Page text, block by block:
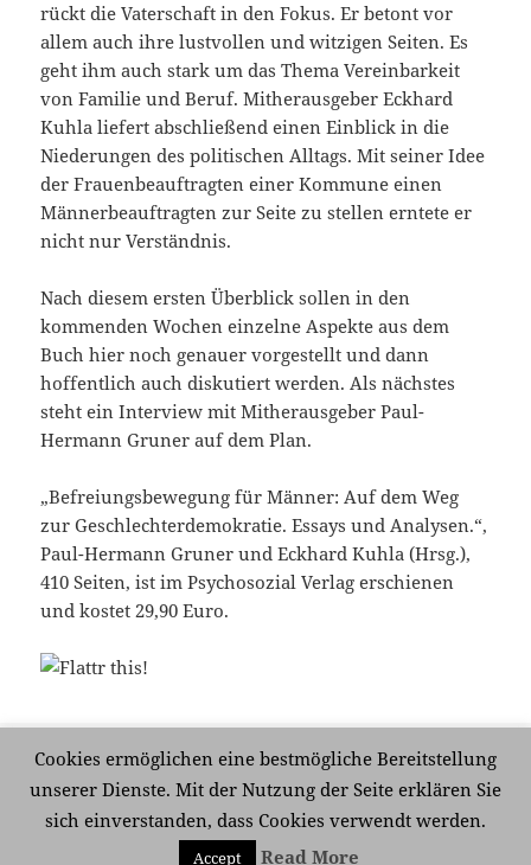
rückt die Vaterschaft in den Fokus. Er betont vor
allem auch ihre lustvollen und witzigen Seiten. Es
geht ihm auch stark um das Thema Vereinbarkeit
von Familie und Beruf. Mitherausgeber Eckhard
Kuhla liefert abschließend einen Einblick in die
Niederungen des politischen Alltags. Mit seiner Idee
der Frauenbeauftragten einer Kommune einen
Männerbeauftragten zur Seite zu stellen erntete er
nicht nur Verständnis.
Nach diesem ersten Überblick sollen in den
kommenden Wochen einzelne Aspekte aus dem
Buch hier noch genauer vorgestellt und dann
hoffentlich auch diskutiert werden. Als nächstes
steht ein Interview mit Mitherausgeber Paul-
Hermann Gruner auf dem Plan.
„Befreiungsbewegung für Männer: Auf dem Weg
zur Geschlechterdemokratie. Essays und Analysen.“,
Paul-Hermann Gruner und Eckhard Kuhla (Hrsg.),
410 Seiten, ist im Psychosozial Verlag erschienen
und kostet 29,90 Euro.
Veröffentlicht
24. Juni 2009 Kategorien
Bücher Schlagwörter
Frauenbewegung,
Geschlechterdemokratie
Männerbewegung
Schreibe einen Kommentarzu Manifest der Männerbewegung
Mit Stolz präsentiert von WordPress
Cookies ermöglichen eine bestmögliche Bereitstellung
unserer Dienste. Mit der Nutzung der Seite erklären Sie
sich einverstanden, dass Cookies verwendt werden.
Accept Read More